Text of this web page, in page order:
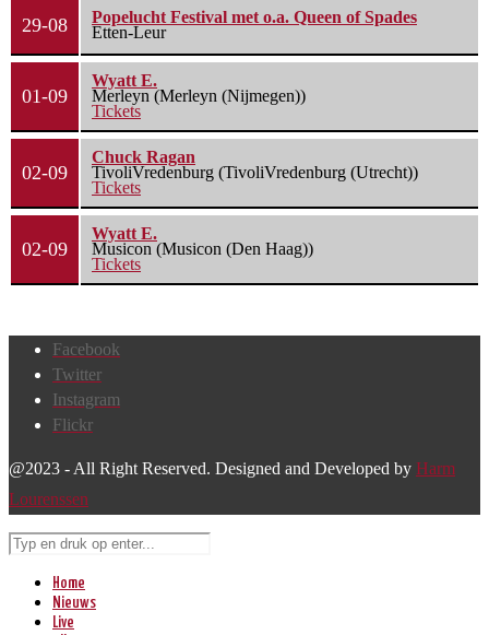
29-08
Popelucht Festival met o.a. Queen of Spades
Etten-Leur
01-09
Wyatt E.
Merleyn (Merleyn (Nijmegen))
Tickets
02-09
Chuck Ragan
TivoliVredenburg (TivoliVredenburg (Utrecht))
Tickets
02-09
Wyatt E.
Musicon (Musicon (Den Haag))
Tickets
Facebook
Twitter
Instagram
Flickr
@2023 - All Right Reserved. Designed and Developed by Harm
Lourenssen
Home
Nieuws
Live